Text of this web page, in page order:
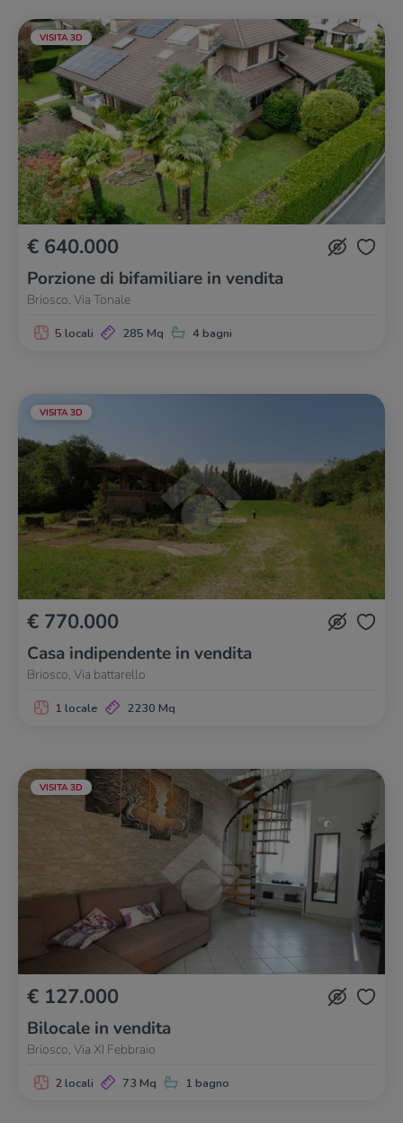
VISITA 3D
€ 640.000
Porzione di bifamiliare in vendita
Briosco, Via Tonale
5 locali 285 Mq 4 bagni
VISITA 3D
€ 770.000
Casa indipendente in vendita
Briosco, Via battarello
1 locale 2230 Mq
VISITA 3D
€ 127.000
Bilocale in vendita
Briosco, Via XI Febbraio
2 locali 73 Mq 1 bagno